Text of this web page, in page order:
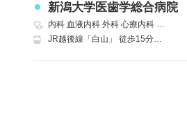
新潟大学医歯学総合病院
内科 血液内科 外科 心療内科 精神科
JR越後線「白山」 徒歩15分｜JR信越本線(直江津～新潟)「新潟」万代口 万代バスターミナルからバスの利用も可能(4番乗場 新大病院線) 車10分